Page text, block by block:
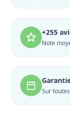
+255
Note
Sur